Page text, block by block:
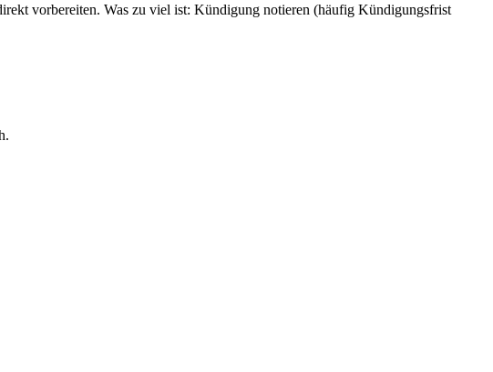
vorbereiten. Was zu viel ist: Kündigung notieren (häufig Kündigungsfrist